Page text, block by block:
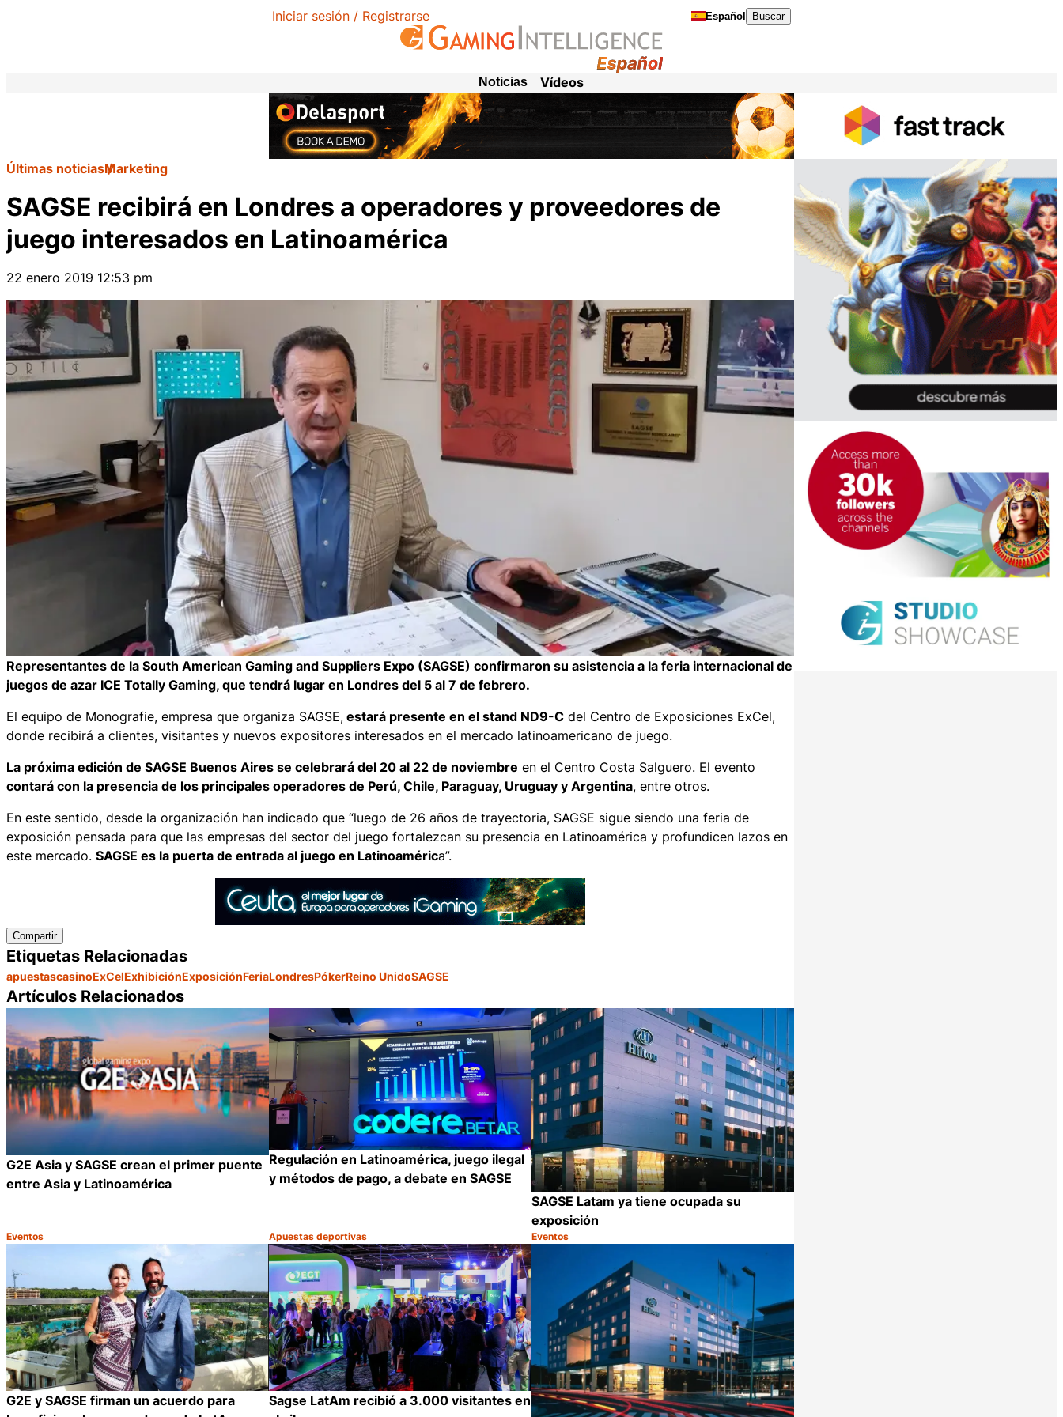
Iniciar sesión / Registrarse Español Buscar
Noticias Vídeos
Últimas noticiasMarketing
SAGSE recibirá en Londres a operadores y proveedores de
juego interesados en Latinoamérica
22 enero 2019 12:53 pm
Representantes de la South American Gaming and Suppliers Expo (SAGSE) confirmaron su asistencia a la feria internacional de
juegos de azar ICE Totally Gaming, que tendrá lugar en Londres del 5 al 7 de febrero.
El equipo de Monografie, empresa que organiza SAGSE, estará presente en el stand ND9-C del Centro de Exposiciones ExCel,
donde recibirá a clientes, visitantes y nuevos expositores interesados en el mercado latinoamericano de juego.
La próxima edición de SAGSE Buenos Aires se celebrará del 20 al 22 de noviembre en el Centro Costa Salguero. El evento
contará con la presencia de los principales operadores de Perú, Chile, Paraguay, Uruguay y Argentina, entre otros.
En este sentido, desde la organización han indicado que “luego de 26 años de trayectoria, SAGSE sigue siendo una feria de
exposición pensada para que las empresas del sector del juego fortalezcan su presencia en Latinoamérica y profundicen lazos en
este mercado. SAGSE es la puerta de entrada al juego en Latinoamérica”.
Compartir
Etiquetas Relacionadas
apuestascasinoExCelExhibiciónExposiciónFeriaLondresPókerReino UnidoSAGSE
Artículos Relacionados
G2E Asia y SAGSE crean el primer puente
entre Asia y Latinoamérica
Categoría:
Eventos
Compartir
Regulación en Latinoamérica, juego ilegal
y métodos de pago, a debate en SAGSE
Categoría:
Apuestas deportivas
Compartir
SAGSE Latam ya tiene ocupada su
exposición
Categoría:
Eventos
G2E y SAGSE firman un acuerdo para
Sagse LatAm recibió a 3.000 visitantes en